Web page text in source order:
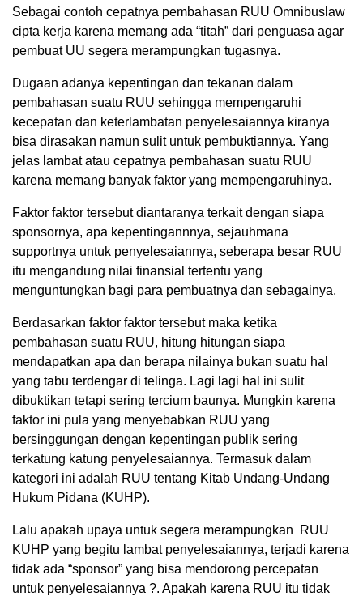
Sebagai contoh cepatnya pembahasan RUU Omnibuslaw
cipta kerja karena memang ada “titah” dari penguasa agar
pembuat UU segera merampungkan tugasnya.
Dugaan adanya kepentingan dan tekanan dalam
pembahasan suatu RUU sehingga mempengaruhi
kecepatan dan keterlambatan penyelesaiannya kiranya
bisa dirasakan namun sulit untuk pembuktiannya. Yang
jelas lambat atau cepatnya pembahasan suatu RUU
karena memang banyak faktor yang mempengaruhinya.
Faktor faktor tersebut diantaranya terkait dengan siapa
sponsornya, apa kepentingannnya, sejauhmana
supportnya untuk penyelesaiannya, seberapa besar RUU
itu mengandung nilai finansial tertentu yang
menguntungkan bagi para pembuatnya dan sebagainya.
Berdasarkan faktor faktor tersebut maka ketika
pembahasan suatu RUU, hitung hitungan siapa
mendapatkan apa dan berapa nilainya bukan suatu hal
yang tabu terdengar di telinga. Lagi lagi hal ini sulit
dibuktikan tetapi sering tercium baunya. Mungkin karena
faktor ini pula yang menyebabkan RUU yang
bersinggungan dengan kepentingan publik sering
terkatung katung penyelesaiannya. Termasuk dalam
kategori ini adalah RUU tentang Kitab Undang-Undang
Hukum Pidana (KUHP).
Lalu apakah upaya untuk segera merampungkan RUU
KUHP yang begitu lambat penyelesaiannya, terjadi karena
tidak ada “sponsor” yang bisa mendorong percepatan
untuk penyelesaiannya ?. Apakah karena RUU itu tidak